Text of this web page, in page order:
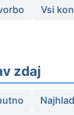
Vsi
zdaj